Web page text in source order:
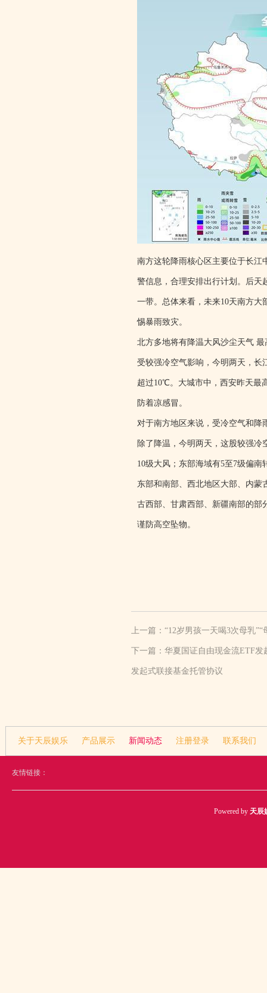
南方这轮降雨核心区主要位于长江
警信息，合理安排出行计划。后天
一带。总体来看，未来10天南方
惕暴雨致灾。
北方多地将有降温大风沙尘天气
受较强冷空气影响，今明两天，
超过10℃。大城市中，西安昨天最
防着凉感冒。
对于南方地区来说，受冷空气和
除了降温，今明两天，这股较强冷
10级大风；东部海域有5至7级偏
东部和南部、西北地区大部、内蒙
古西部、甘肃西部、新疆南部的部
谨防高空坠物。
上一篇： “12岁男孩一天喝3次母乳
下一篇： 华夏国证自由现金流ETF
发起式联接基金托管协议
关于天辰娱乐 产品展示 新闻动态 注册登录 联系我们
友情链接：
Powered by 天辰